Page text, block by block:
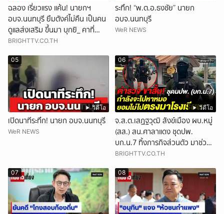
ฉลอง เรี่ยวแรง แค้น! นายกฯ
อบจ.นนทบุรี ยืมตังค์ไม่คืน เป็นคน
ดูแลส่งเสริม ขึ้นมา บุกยิ_ คาที่
ทำงาน (10ส.ค.69)
BRIGHTTV.CO.TH
ระทึก! “พ.ต.อ.ธงชัย” นายก
อบจ.นนทบุรี
WeR NEWS
วิดีโอ
05
เปิดนาทีระทึก! นายก อบจ.นนทบุรี
WeR NEWS
วิดีโอ
06
จ.ส.ต.เสฏฐวุฒิ สังข์เมือง ผบ.หมู่
(สส.) สน.ศาลาแดง ชุดปพ.
บก.น.7 ทิ้งภารกิจส่วนตัว มาช่วย
โรงเรียน
BRIGHTTV.CO.TH
07 08